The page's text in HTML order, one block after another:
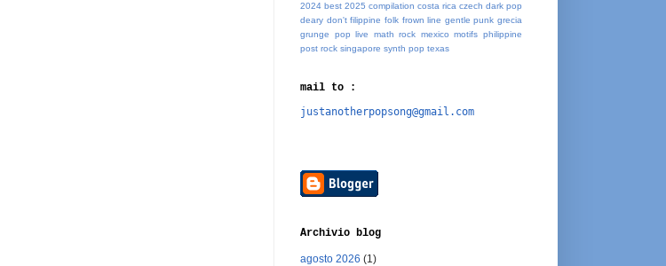
2024 best 2025 compilation costa rica czech dark pop
deary don't filippine folk frown line gentle punk grecia
grunge pop live math rock mexico motifs philippine
post rock singapore synth pop texas
mail to :
justanotherpopsong@gmail.com
Archivio blog
agosto 2026 (1)